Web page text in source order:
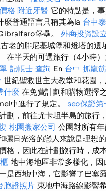
格 附近牙醫 它的特點是，
麼普通語言只稱其為la 台中
堡壘。 外商投資設
老的腓尼基城堡和燈塔的遺
在半天的可選旅行（4小時
記帳士 查詢 En 台中 抓龍筋
世紀聖救世主大教堂和花園
什麼 在免費計劃和購物選擇
中進行了規定。 seo保證第
劃，前往尤卡坦半島的旅行
桃園搬家公司 公園對所有
日光浴的戀人來說是理想
格，因此在計劃旅行時，成
地中海地區非常多樣化，因
是西地中海，它影響了巴塞
胞證照片 東地中海路線影響